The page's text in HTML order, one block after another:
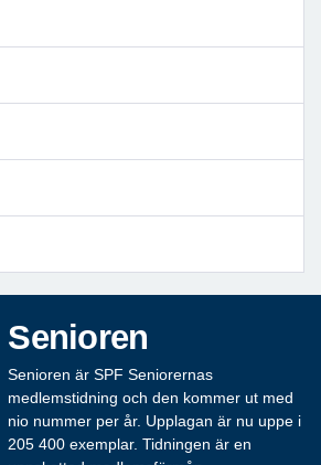
Senioren
Senioren är SPF Seniorernas
medlemstidning och den kommer ut med
nio nummer per år. Upplagan är nu uppe i
205 400 exemplar. Tidningen är en